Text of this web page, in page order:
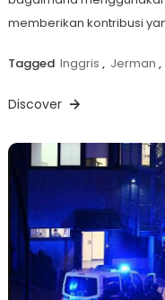
memberikan kontribusi
Tagged Inggris , Jerman ,
Discover